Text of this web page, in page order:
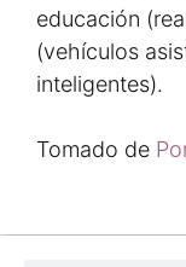
educación
(vehículos
inteligentes).
Tomado de